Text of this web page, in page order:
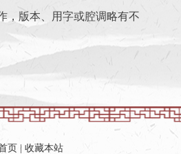
，版本、用字或腔调略有不
页 | 收藏本站